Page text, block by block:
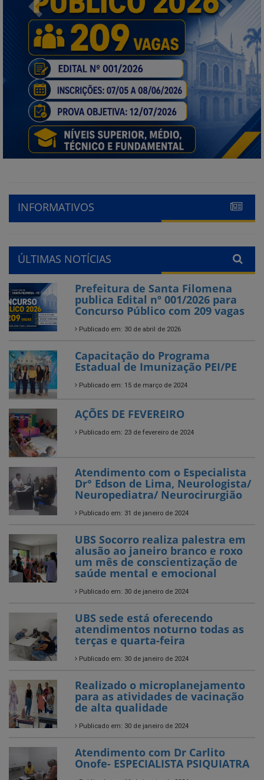
Previous Next
INFORMATIVOS
ÚLTIMAS NOTÍCIAS
Prefeitura de Santa Filomena
publica Edital nº 001/2026 para
Concurso Público com 209 vagas
Publicado em: 30 de abril de 2026
Capacitação do Programa
Estadual de Imunização PEI/PE
Publicado em: 15 de março de 2024
AÇÕES DE FEVEREIRO
Publicado em: 23 de fevereiro de 2024
Atendimento com o Especialista
Dr° Edson de Lima, Neurologista/
Neuropediatra/ Neurocirurgião
Publicado em: 31 de janeiro de 2024
UBS Socorro realiza palestra em
alusão ao janeiro branco e roxo
um mês de conscientização de
saúde mental e emocional
Publicado em: 30 de janeiro de 2024
UBS sede está oferecendo
atendimentos noturno todas as
terças e quarta-feira
Publicado em: 30 de janeiro de 2024
Realizado o microplanejamento
para as atividades de vacinação
de alta qualidade
Publicado em: 30 de janeiro de 2024
Atendimento com Dr Carlito
Onofe- ESPECIALISTA PSIQUIATRA